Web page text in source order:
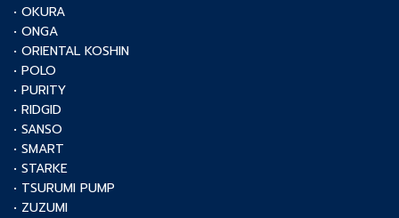
• OKURA
• ONGA
• ORIENTAL KOSHIN
• POLO
• PURITY
• RIDGID
• SANSO
• SMART
• STARKE
• TSURUMI PUMP
• ZUZUMI